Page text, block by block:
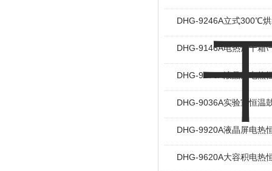
DHG-9246A立式300℃
DHG-9146A电热烘干箱\
DHG-9076A液晶屏电热
DHG-9036A实验室恒温
DHG-9920A液晶屏电热
DHG-9620A大容积电热